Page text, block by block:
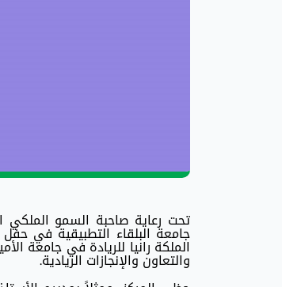
تحت رعاية صاحبة السمو الملكي
جامعة البلقاء التطبيقية في
والتعاون والإنجازات الريادية.